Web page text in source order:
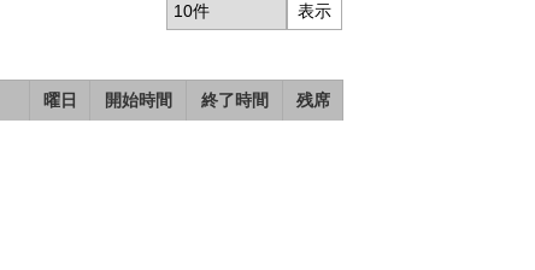
曜日 開始時間 終了時間 残席